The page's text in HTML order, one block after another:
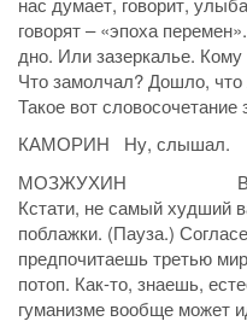
говорят – «эпоха
дно. Или зазеркалье.
Что замолчал? Дошло,
Такое вот словосочетание
КАМОРИН Ну, слышал.
МОЗЖУХИН Вот.
Кстати, не самый худший
поблажки. (Пауза.)
предпочитаешь третью
потоп. Как-то, знаешь,
гуманизме вообще может